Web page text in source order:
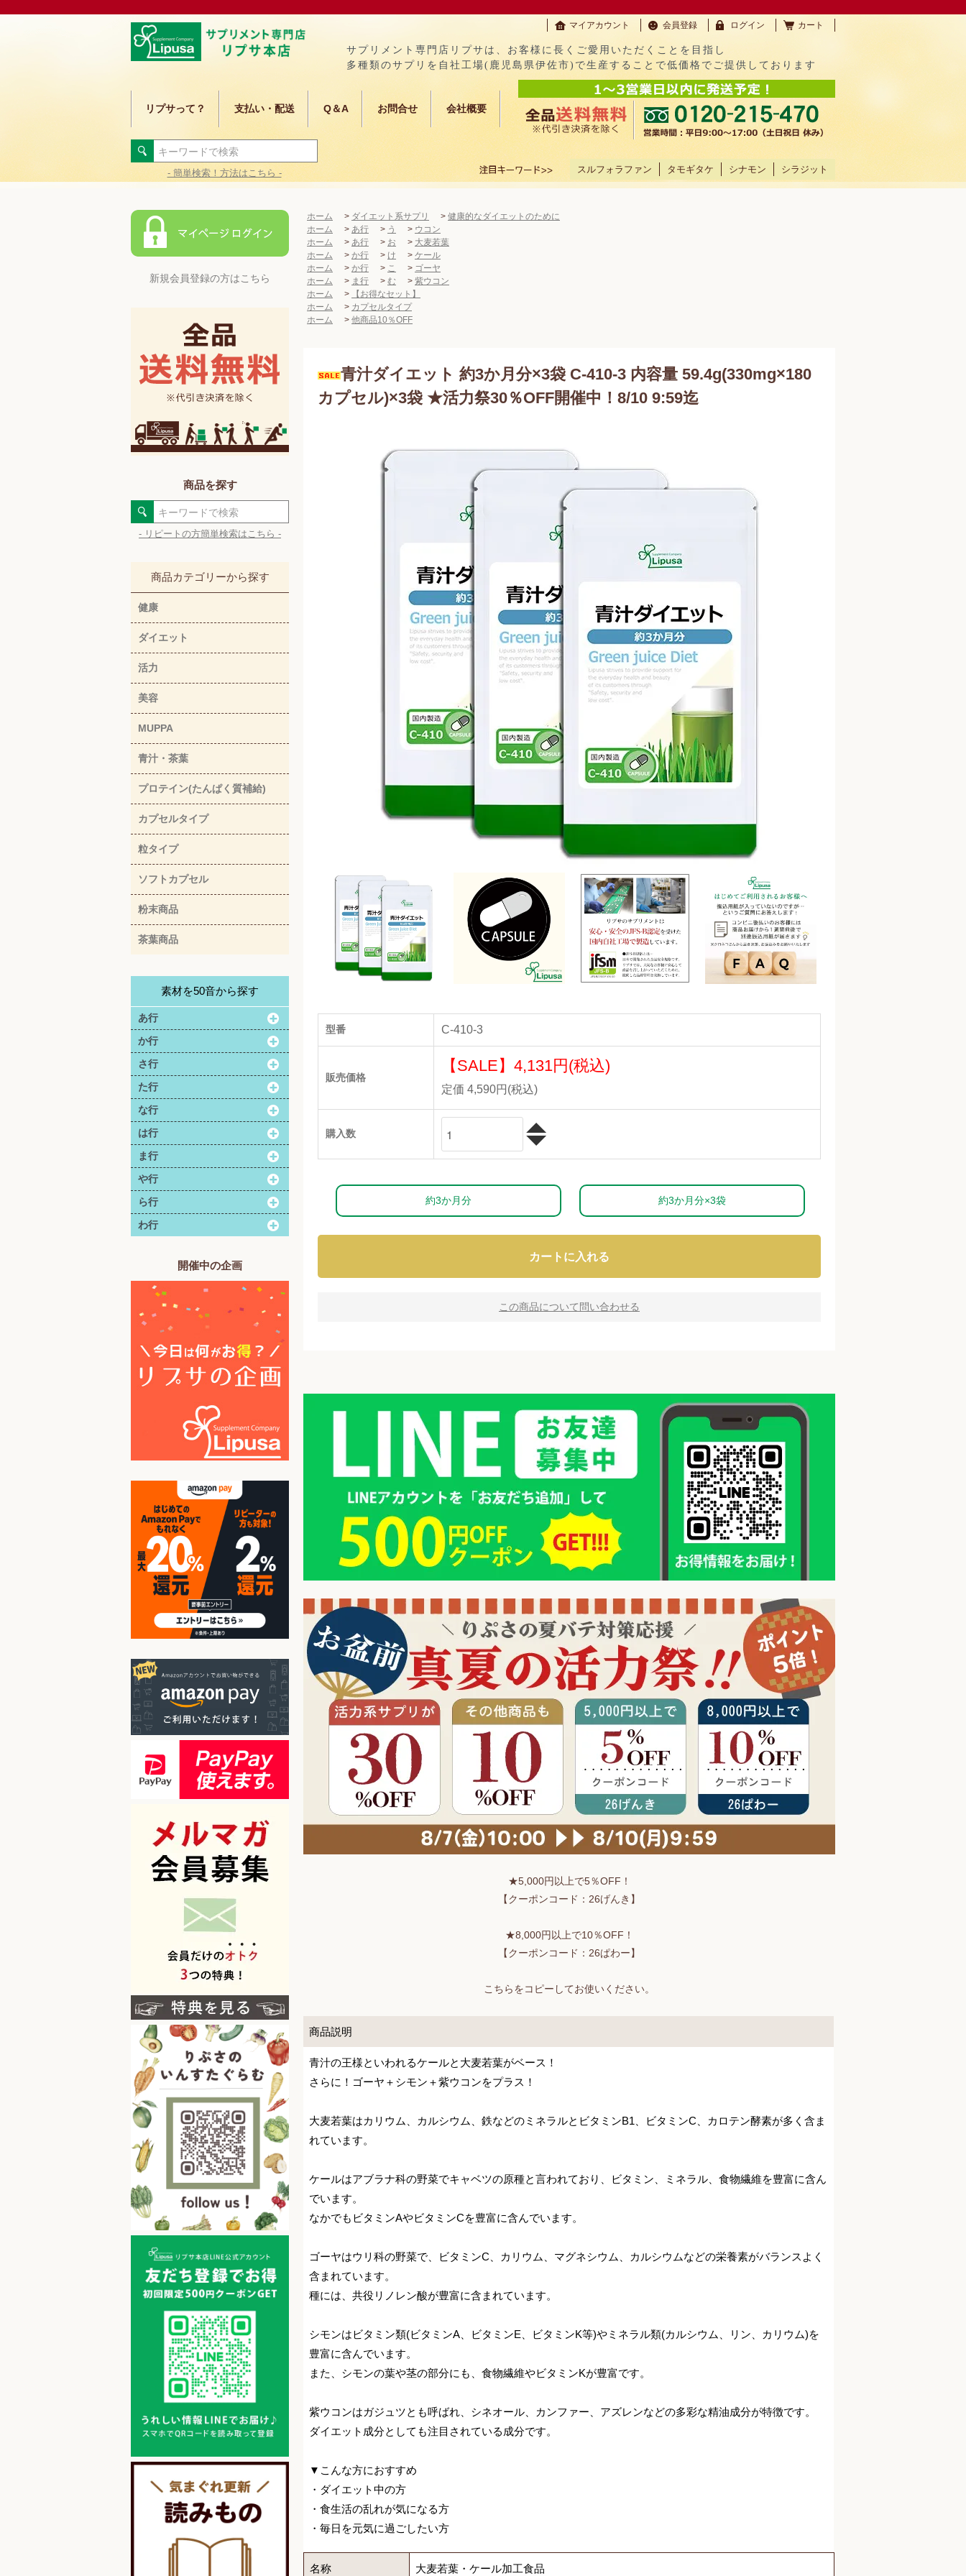
マイアカウント 会員登録 ログイン カート
サプリメント専門店リプサは、お客様に長くご愛用いただくことを目指し
多種類のサプリを自社工場(鹿児島県伊佐市)で生産することで低価格でご提供しております
リプサって？ 支払い・配送 Q＆A お問合せ 会社概要
- 簡単検索！方法はこちら - スルフォラファン タモギタケ シナモン シラジット
新規会員登録の方はこちら
商品を探す
- リピートの方簡単検索はこちら -
商品カテゴリーから探す
健康
ダイエット
活力
美容
MUPPA
青汁・茶葉
プロテイン(たんぱく質補給)
カプセルタイプ
粒タイプ
ソフトカプセル
粉末商品
茶葉商品
素材を50音から探す
あ行
か行
さ行
た行
な行
は行
ま行
や行
ら行
わ行
開催中の企画
ホーム > ダイエット系サプリ > 健康的なダイエットのために
ホーム
> あ行 > う > ウコン
ホーム
> あ行 > お > 大麦若葉
ホーム
> か行 > け > ケール
ホーム
> か行 > こ > ゴーヤ
ホーム
> ま行 > む > 紫ウコン
ホーム
>
【お得なセット】
ホーム
> カプセルタイプ
ホーム
> 他商品10％OFF
青汁ダイエット 約3か月分×3袋 C-410-3 内容量 59.4g(330mg×180
カプセル)×3袋 ★活力祭30％OFF開催中！8/10 9:59迄
型番 C-410-3
販売価格
【SALE】 4,131円(税込)
定価 4,590円(税込)
購入数
約3か月分 約3か月分×3袋
カートに入れる
この商品について問い合わせる
★5,000円以上で5％OFF！
【クーポンコード：26げんき】
★8,000円以上で10％OFF！
【クーポンコード：26ぱわー】
こちらをコピーしてお使いください。
商品説明
青汁の王様といわれるケールと大麦若葉がベース！
さらに！ゴーヤ＋シモン＋紫ウコンをプラス！
大麦若葉はカリウム、カルシウム、鉄などのミネラルとビタミンB1、ビタミンC、カロテン酵素が多く含ま
れています。
ケールはアブラナ科の野菜でキャベツの原種と言われており、ビタミン、ミネラル、食物繊維を豊富に含ん
でいます。
なかでもビタミンAやビタミンCを豊富に含んでいます。
ゴーヤはウリ科の野菜で、ビタミンC、カリウム、マグネシウム、カルシウムなどの栄養素がバランスよく
含まれています。
種には、共役リノレン酸が豊富に含まれています。
シモンはビタミン類(ビタミンA、ビタミンE、ビタミンK等)やミネラル類(カルシウム、リン、カリウム)を
豊富に含んでいます。
また、シモンの葉や茎の部分にも、食物繊維やビタミンKが豊富です。
紫ウコンはガジュツとも呼ばれ、シネオール、カンファー、アズレンなどの多彩な精油成分が特徴です。
ダイエット成分としても注目されている成分です。
▼こんな方におすすめ
・ダイエット中の方
・食生活の乱れが気になる方
・毎日を元気に過ごしたい方
名称 大麦若葉・ケール加工食品